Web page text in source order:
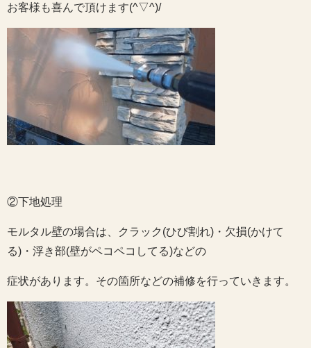
お客様も喜んで頂けます(^▽^)/
②下地処理
モルタル壁の場合は、クラック(ひび割れ)・欠損(かけて
る)・浮き部(壁がペコペコしてる)などの
症状があります。その箇所などの補修を行っていきます。